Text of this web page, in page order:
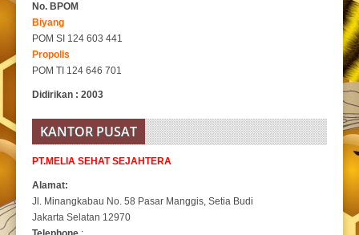
No. BPOM
Biyang
POM SI 124 603 441
Propolis
POM TI 124 646 701
Didirikan : 2003
KANTOR PUSAT
PT.MELIA SEHAT SEJAHTERA
Alamat:
Jl. Minangkabau No. 58 Pasar Manggis, Setia Budi
Jakarta Selatan 12970